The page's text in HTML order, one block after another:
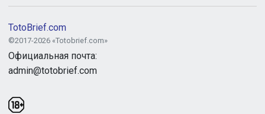
TotoBrief.com
©2017-2026 «Totobrief.com»
Официальная почта:
admin@totobrief.com